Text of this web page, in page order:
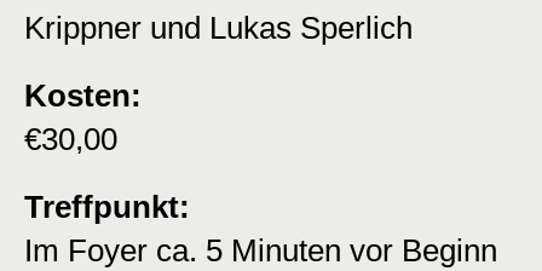
Krippner und Lukas Sperlich
Kosten:
€30,00
Treffpunkt:
Im Foyer ca. 5 Minuten vor Beginn